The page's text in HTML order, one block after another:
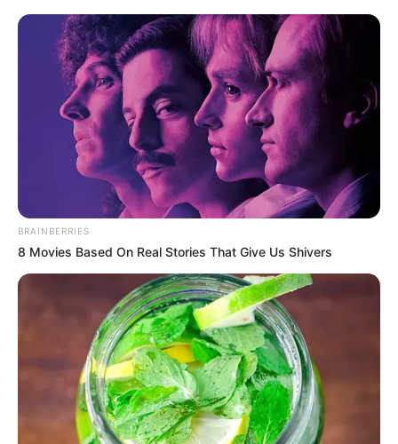
BRAINBERRIES
8 Movies Based On Real Stories That Give Us Shivers